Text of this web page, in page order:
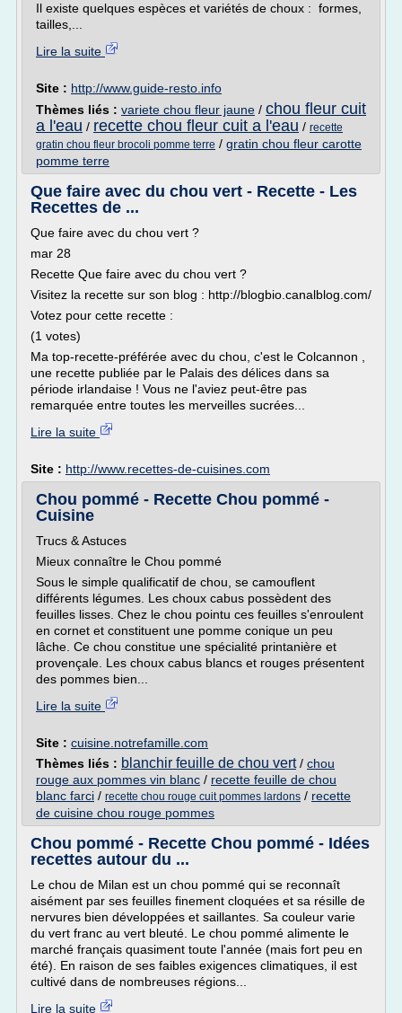
Il existe quelques espèces et variétés de choux : formes,
tailles,...
Lire la suite
Site : http://www.guide-resto.info
Thèmes liés : variete chou fleur jaune / chou fleur cuit
a l'eau / recette chou fleur cuit a l'eau / recette
gratin chou fleur brocoli pomme terre / gratin chou fleur carotte
pomme terre
Que faire avec du chou vert - Recette - Les
Recettes de ...
Que faire avec du chou vert ?
mar 28
Recette Que faire avec du chou vert ?
Visitez la recette sur son blog : http://blogbio.canalblog.com/
Votez pour cette recette :
(1 votes)
Ma top-recette-préférée avec du chou, c'est le Colcannon ,
une recette publiée par le Palais des délices dans sa
période irlandaise ! Vous ne l'aviez peut-être pas
remarquée entre toutes les merveilles sucrées...
Lire la suite
Site : http://www.recettes-de-cuisines.com
Chou pommé - Recette Chou pommé -
Cuisine
Trucs & Astuces
Mieux connaître le Chou pommé
Sous le simple qualificatif de chou, se camouflent
différents légumes. Les choux cabus possèdent des
feuilles lisses. Chez le chou pointu ces feuilles s'enroulent
en cornet et constituent une pomme conique un peu
lâche. Ce chou constitue une spécialité printanière et
provençale. Les choux cabus blancs et rouges présentent
des pommes bien...
Lire la suite
Site : cuisine.notrefamille.com
Thèmes liés : blanchir feuille de chou vert/ chou
rouge aux pommes vin blanc / recette feuille de chou
blanc farci / recette chou rouge cuit pommes lardons / recette
de cuisine chou rouge pommes
Chou pommé - Recette Chou pommé - Idées
recettes autour du ...
Le chou de Milan est un chou pommé qui se reconnaît
aisément par ses feuilles finement cloquées et sa résille de
nervures bien développées et saillantes. Sa couleur varie
du vert franc au vert bleuté. Le chou pommé alimente le
marché français quasiment toute l'année (mais fort peu en
été). En raison de ses faibles exigences climatiques, il est
cultivé dans de nombreuses régions...
Lire la suite